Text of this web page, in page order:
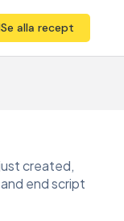
Se alla recept